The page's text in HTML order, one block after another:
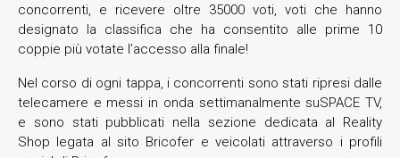
concorrenti, e ricevere oltre 35000 voti, voti che hanno
designato la classifica che ha consentito alle prime 10
coppie più votate l’accesso alla finale!
Nel corso di ogni tappa, i concorrenti sono stati ripresi dalle
telecamere e messi in onda settimanalmente suSPACE TV,
e sono stati pubblicati nella sezione dedicata al Reality
Shop legata al sito Bricofer e veicolati attraverso i profili